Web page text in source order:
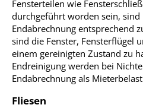
Fensterteilen wie
durchgeführt worden sein,
Endabrechnung entsprechend
sind die Fenster, Fensterflügel
einem gereinigten Zustand zu
Endreinigung werden bei
Endabrechnung als
Fliesen